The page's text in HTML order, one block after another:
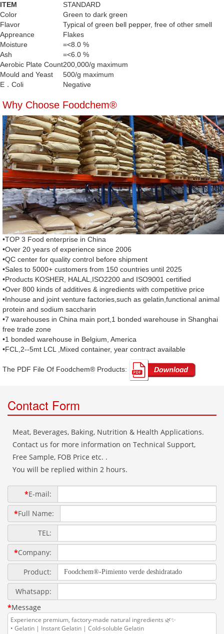
ITEM
STANDARD
Color
Green to dark green
Flavor
Typical of green bell pepper, free of other smell
Appreance
Flakes
Moisture
=<8.0 %
Ash
=<6.0 %
Aerobic Plate Count200,000/g maximum
Mould and Yeast
500/g maximum
E．Coli
Negative
Why Choose Foodchem®
•TOP 3 Food enterprise in China
•Over 20 years of experience since 2006
•QC center for quality control before shipment
•Sales to 5000+ customers from 150 countries until 2025
•Products KOSHER, HALAL,ISO2200 and ISO9001 certified
•Over 800 kinds of additives & ingredients with competitive price
•Inhouse and joint venture factories,such as gelatin,functional animal
protein and sodium saccharin
•7 warehouses in China main port,1 bonded warehouse in Shanghai
free trade zone
•1 bonded warehouse in Belgium, America
•FCL,2--5mt LCL ,Mixed container, year contract available
The PDF File Of Foodchem® Products: